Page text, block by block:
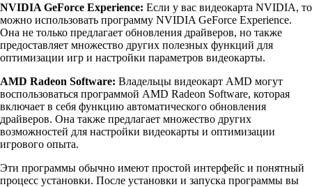
NVIDIA GeForce Experience: Если у вас видеокарта NVIDIA, то
можно использовать программу NVIDIA GeForce Experience.
Она не только предлагает обновления драйверов, но также
предоставляет множество других полезных функций для
оптимизации игр и настройки параметров видеокарты.
AMD Radeon Software: Владельцы видеокарт AMD могут
воспользоваться программой AMD Radeon Software, которая
включает в себя функцию автоматического обновления
драйверов. Она также предлагает множество других
возможностей для настройки видеокарты и оптимизации
игрового опыта.
Эти программы обычно имеют простой интерфейс и понятный
процесс установки. После установки и запуска программы вы